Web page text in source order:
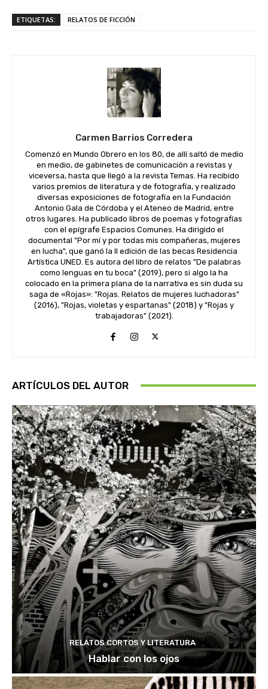
ETIQUETAS: RELATOS DE FICCIÓN
Carmen Barrios Corredera
Comenzó en Mundo Obrero en los 80, de allí saltó de medio
en medio, de gabinetes de comunicación a revistas y
viceversa, hasta que llegó a la revista Temas. Ha recibido
varios premios de literatura y de fotografía, y realizado
diversas exposiciones de fotografía en la Fundación
Antonio Gala de Córdoba y el Ateneo de Madrid, entre
otros lugares. Ha publicado libros de poemas y fotografías
con el epígrafe Espacios Comunes. Ha dirigido el
documental "Por mí y por todas mis compañeras, mujeres
en lucha", que ganó la II edición de las becas Residencia
Artística UNED. Es autora del libro de relatos "De palabras
como lenguas en tu boca" (2019), pero si algo la ha
colocado en la primera plana de la narrativa es sin duda su
saga de «Rojas»: "Rojas. Relatos de mujeres luchadoras"
(2016), "Rojas, violetas y espartanas" (2018) y "Rojas y
trabajadoras" (2021).
ARTÍCULOS DEL AUTOR
RELATOS CORTOS Y LITERATURA
Hablar con los ojos